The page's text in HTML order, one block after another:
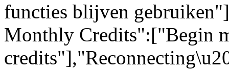
functies blijven
Monthly Credits":["Begin